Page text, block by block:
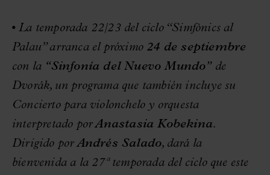
• La temporada 22/23 del ciclo “Simfònics al
Palau” arranca el próximo 24 de septiembre
con la “Sinfonía del Nuevo Mundo”de
Dvorák, un programa que también incluye su
Concierto para violonchelo y orquesta
interpretado porAnastasia Kobekina.
Dirigido porAndrés Salado, dará la
bienvenida a la 27ª temporada del ciclo que este